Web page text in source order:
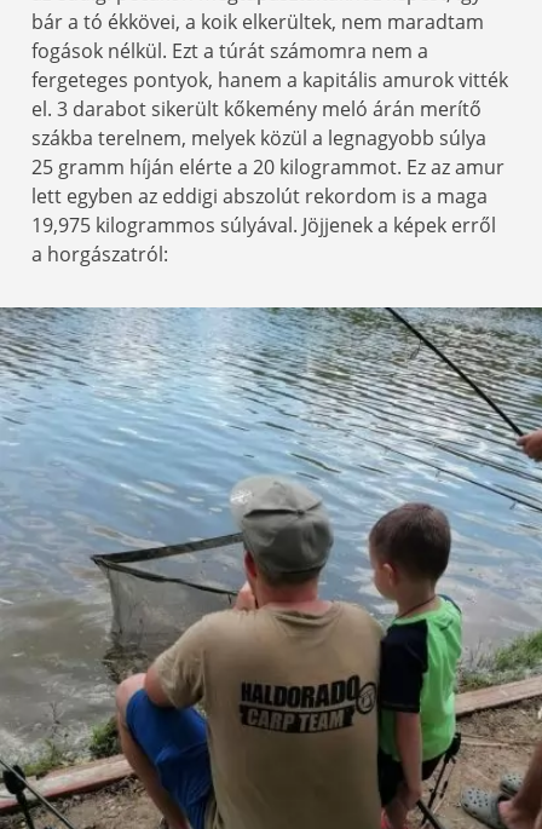
bár a tó ékkövei, a koik elkerültek, nem maradtam
fogások nélkül. Ezt a túrát számomra nem a
fergeteges pontyok, hanem a kapitális amurok vitték
el. 3 darabot sikerült kőkemény meló árán merítő
szákba terelnem, melyek közül a legnagyobb súlya
25 gramm híján elérte a 20 kilogrammot. Ez az amur
lett egyben az eddigi abszolút rekordom is a maga
19,975 kilogrammos súlyával. Jöjjenek a képek erről
a horgászatról: